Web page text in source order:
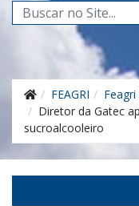
Buscar...
FEAGRI
Diretor da Gatec
sucroalcooleiro